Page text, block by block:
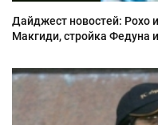
Дайджест новостей: Рохо
Макгиди, стройка Федуна